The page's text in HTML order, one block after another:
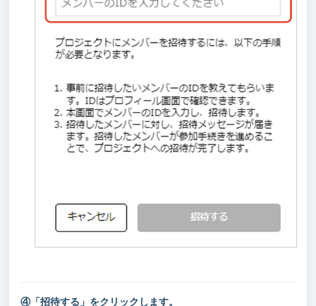
④「招待する」をクリックします。